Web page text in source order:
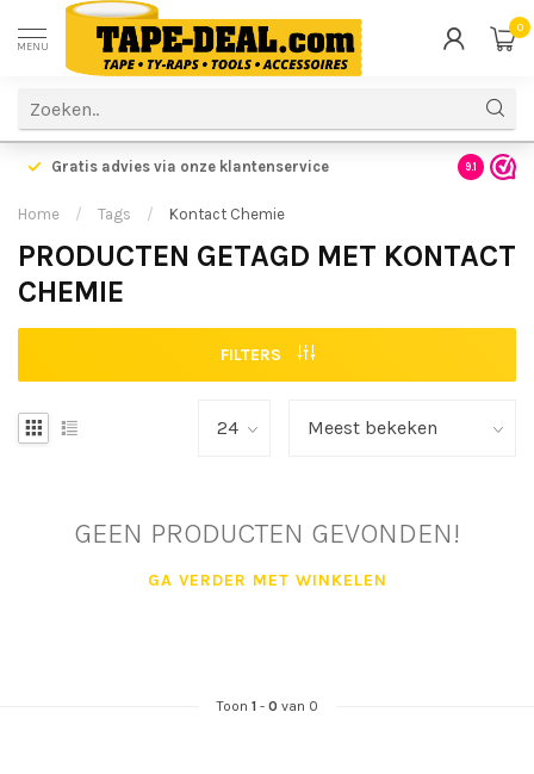
MENU
0
Gratis advies via onze klantenservice 9.1
Home / Tags / Kontact Chemie
PRODUCTEN GETAGD MET KONTACT
CHEMIE
FILTERS
GEEN PRODUCTEN GEVONDEN!
GA VERDER MET WINKELEN
Toon 1- 0 van 0